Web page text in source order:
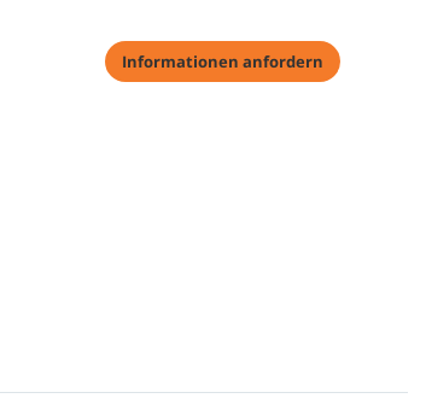
Informationen anfordern